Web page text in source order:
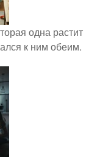
одна растит
к ним обеим.